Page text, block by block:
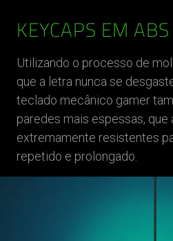
KEYCAPS EM ABS
Utilizando o processo de
que a letra nunca se
teclado mecânico gamer
paredes mais espessas, que
extremamente resistentes
repetido e prolongado.